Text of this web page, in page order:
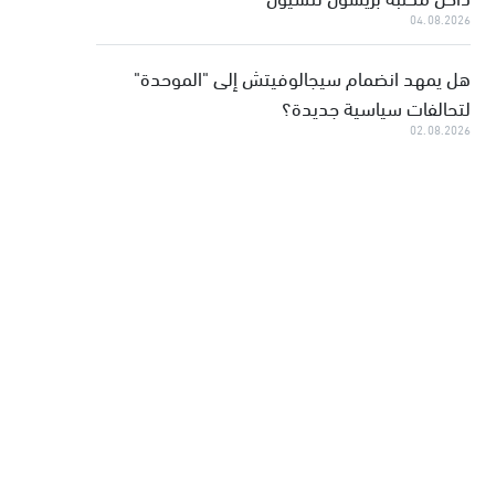
04.08.2026
هل يمهد انضمام سيجالوفيتش إلى "الموحدة"
لتحالفات سياسية جديدة؟
02.08.2026